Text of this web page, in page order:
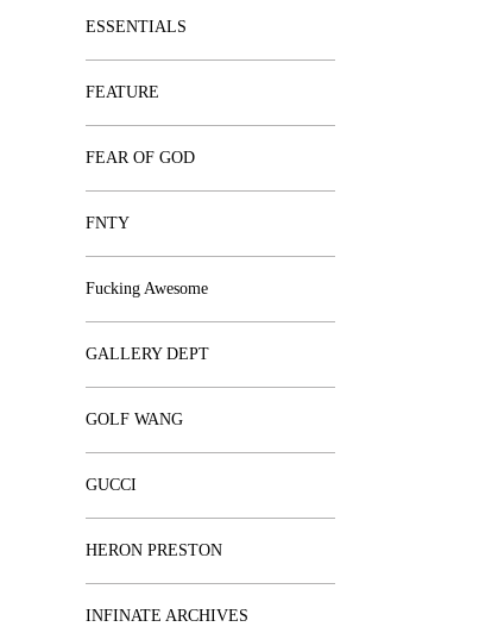
ESSENTIALS
FEATURE
FEAR OF GOD
FNTY
Fucking Awesome
GALLERY DEPT
GOLF WANG
GUCCI
HERON PRESTON
INFINATE ARCHIVES